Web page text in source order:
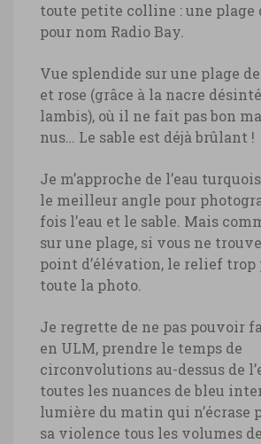
toute petite colline : une plage
pour nom Radio Bay.
Vue splendide sur une plage
et rose (grâce à la nacre
lambis), où il ne fait pas bon
nus… Le sable est déjà brûlant !
Je m’approche de l’eau
le meilleur angle pour
fois l’eau et le sable. Mais
sur une plage, si vous ne
point d’élévation, le relief trop
toute la photo.
Je regrette de ne pas pouvoir
en ULM, prendre le temps de
circonvolutions au-dessus de
toutes les nuances de bleu
lumière du matin qui n’écrase
sa violence tous les volumes